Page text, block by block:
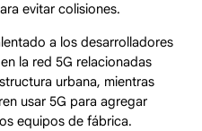
evitar colisiones.
a los desarrolladores
la red 5G relacionadas
urbana, mientras
usar 5G para agregar
equipos de fábrica.